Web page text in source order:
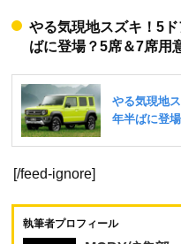
やる気現地スズキ！5
ばに登場？5席＆7席用
[/feed-ignore]
執筆者プロフィール